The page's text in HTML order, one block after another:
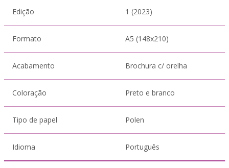
Edição 1 (2023)
Formato A5 (148x210)
Acabamento Brochura c/ orelha
Coloração Preto e branco
Tipo de papel Polen
Idioma Português